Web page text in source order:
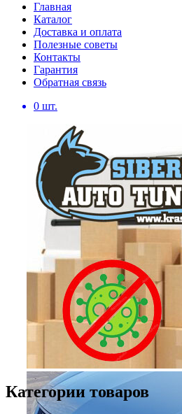
Главная
Каталог
Доставка и оплата
Полезные советы
Контакты
Гарантия
Обратная связь
0 шт.
Категории товаров